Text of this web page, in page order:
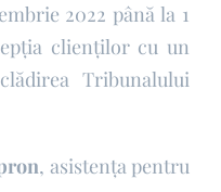
2022 până la 1
clienților cu un
Tribunalului
, asistența pentru